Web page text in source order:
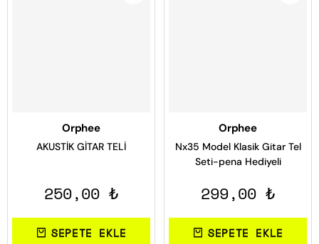
Orphee
AKUSTİK GİTAR TELİ
250,00 ₺
SEPETE EKLE
Orphee
Nx35 Model Klasik Gitar Tel
Seti-pena Hediyeli
299,00 ₺
SEPETE EKLE